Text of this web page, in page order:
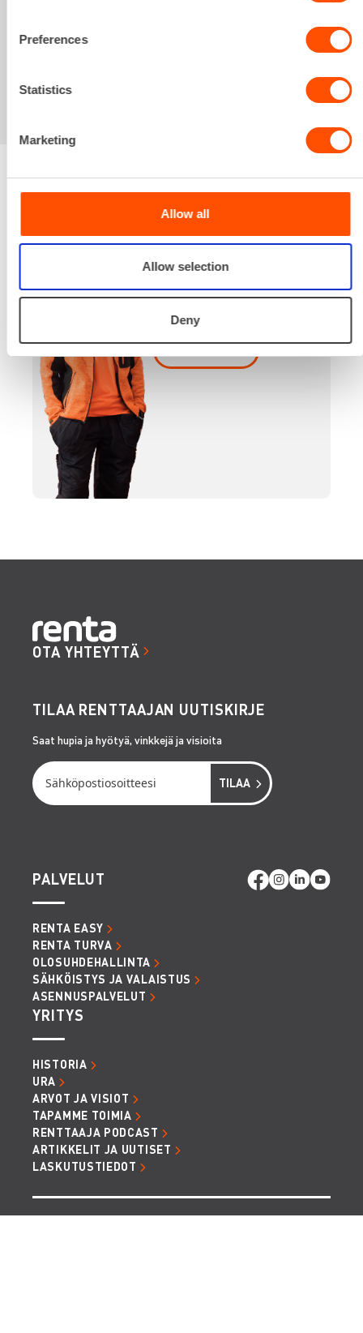
Preferences
Statistics
Marketing
Allow all
Allow selection
Deny
kiinnostaa myös
Renta palvelee
Palvelemme koko
prosessin ajan laitteiden
valinnasta projektin
päättymiseen.
OTA YHTEYTTÄ
TILAA RENTTAAJAN UUTISKIRJE
Saat hupia ja hyötyä, vinkkejä ja visioita
PALVELUT
RENTA EASY
RENTA TURVA
OLOSUHDEHALLINTA
SÄHKÖISTYS JA VALAISTUS
ASENNUSPALVELUT
YRITYS
HISTORIA
URA
ARVOT JA VISIOT
TAPAMME TOIMIA
RENTTAAJA PODCAST
ARTIKKELIT JA UUTISET
LASKUTUSTIEDOT